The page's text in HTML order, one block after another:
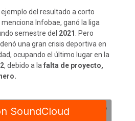
ejemplo del resultado a corto
Infobae, ganó la liga
semestre del 2021 . Pero
una gran crisis deportiva en
ocupando el último lugar en la
, debido a lafalta de proyecto,